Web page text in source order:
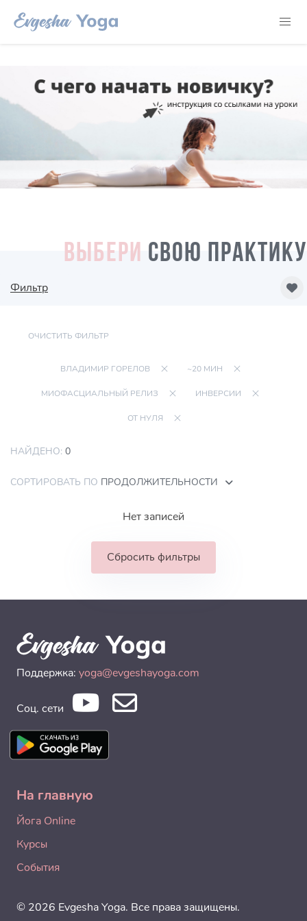
ВЫБЕРИ СВОЮ ПРАКТИКУ
Фильтр
ОЧИСТИТЬ ФИЛЬТР
ВЛАДИМИР ГОРЕЛОВ ~20 МИН
МИОФАСЦИАЛЬНЫЙ РЕЛИЗ ИНВЕРСИИ
ОТ НУЛЯ
НАЙДЕНО: 0
СОРТИРОВАТЬ ПО ПРОДОЛЖИТЕЛЬНОСТИ
Нет записей
Сбросить фильтры
Поддержка: yoga@evgeshayoga.com
Соц. сети
На главную
Йога Online
Курсы
События
© 2026 Evgesha Yoga. Все права защищены.